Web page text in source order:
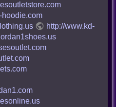
hoodie.com
http://www.kd-